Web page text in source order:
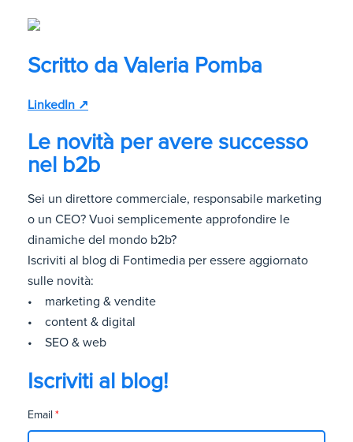
Scritto da Valeria Pomba
LinkedIn ↗
Le novità per avere successo
nel b2b
Sei un direttore commerciale, responsabile marketing
o un CEO? Vuoi semplicemente approfondire le
dinamiche del mondo b2b?
Iscriviti al blog di Fontimedia per essere aggiornato
sulle novità:
• marketing & vendite
• content & digital
• SEO & web
Iscriviti al blog!
Email *